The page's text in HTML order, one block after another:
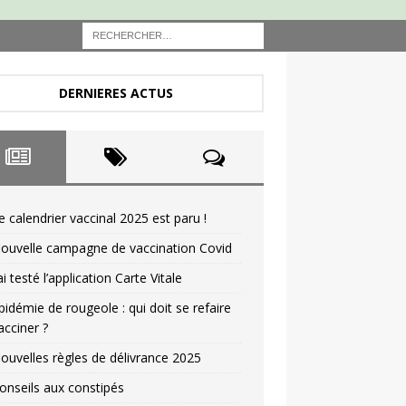
DERNIERES ACTUS
calendrier vaccinal 2025 est paru !
campagne de vaccination Covid
testé l’application Carte Vitale
de rougeole : qui doit se refaire
?
règles de délivrance 2025
aux constipés